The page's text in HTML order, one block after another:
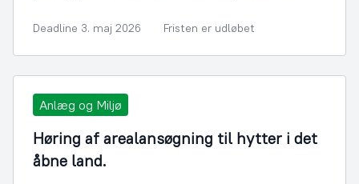
Deadline 3. maj 2026 Fristen er udløbet
Anlæg og Miljø
Høring af arealansøgning til hytter i det
åbne land.